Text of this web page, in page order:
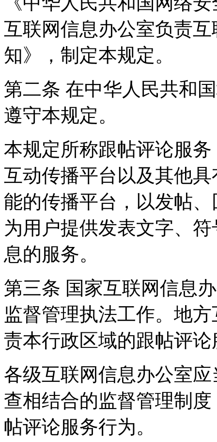
互联网信息办公室负责
知》，制定本规定。
第二条 在中华人民共和
遵守本规定。
本规定所称跟帖评论服
互动传播平台以及其他
能的传播平台，以发帖
为用户提供发表文字、
息的服务。
第三条 国家互联网信息
监督管理执法工作。地
责本行政区域的跟帖评
各级互联网信息办公室
查相结合的监督管理制
帖评论服务行为。